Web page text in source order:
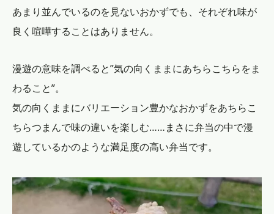
あまり並んでいるのを見ないおかずでも、それぞれ味が
良く喧嘩することはありません。
漫遊の意味を調べると”気の向くままにあちらこちらをま
わること”。
気の向くままにバリエーション豊かなおかずをあちらこ
ちらつまんで味の違いを楽しむ……まさに弁当の中で漫
遊しているかのような満足度の高い弁当です。